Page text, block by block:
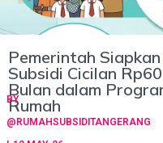
Pemerintah Siapkan
Subsidi Cicilan
Bulan dalam
Rumah
BY
@RUMAHSUBSIDITANGERANG